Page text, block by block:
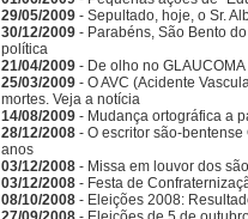
29/05/2009 - Sepultado, hoje, o Sr.
30/12/2009 - Parabéns, São Bento
política
21/04/2009 - De olho no GLAUCOMA
25/03/2009 - O AVC (Acidente
mortes. Veja a notícia
14/08/2009 - Mudança ortográfica a
28/12/2008 - O escritor são-
anos
03/12/2008 - Missa em louvor dos
03/12/2008 - Festa de
08/10/2008 - Eleições 2008: